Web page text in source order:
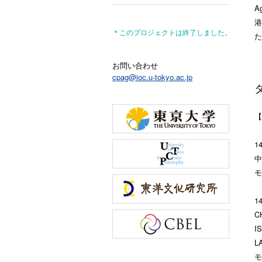
＊このプロジェクトは終了しました。
お問い合わせ
cpag@ioc.u-tokyo.ac.jp